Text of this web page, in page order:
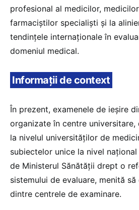
profesional al medicilor,
farmaciștilor specialiști și la
tendințele internaționale în
domeniul medical.
Informații de context
În prezent, examenele de ieșire
organizate în centre
la nivelul universităților de
subiectelor unice la nivel
de Ministerul Sănătății drept o
sistemului de evaluare, menită
dintre centrele de examinare.